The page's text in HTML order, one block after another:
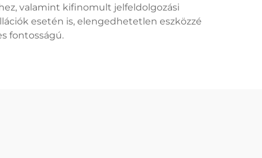
valamint kifinomult jelfeldolgozási
esetén is, elengedhetetlen eszközzé
fontosságú.